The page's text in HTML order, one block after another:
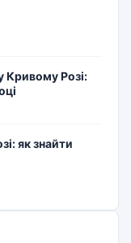
Кривому Розі:
як знайти